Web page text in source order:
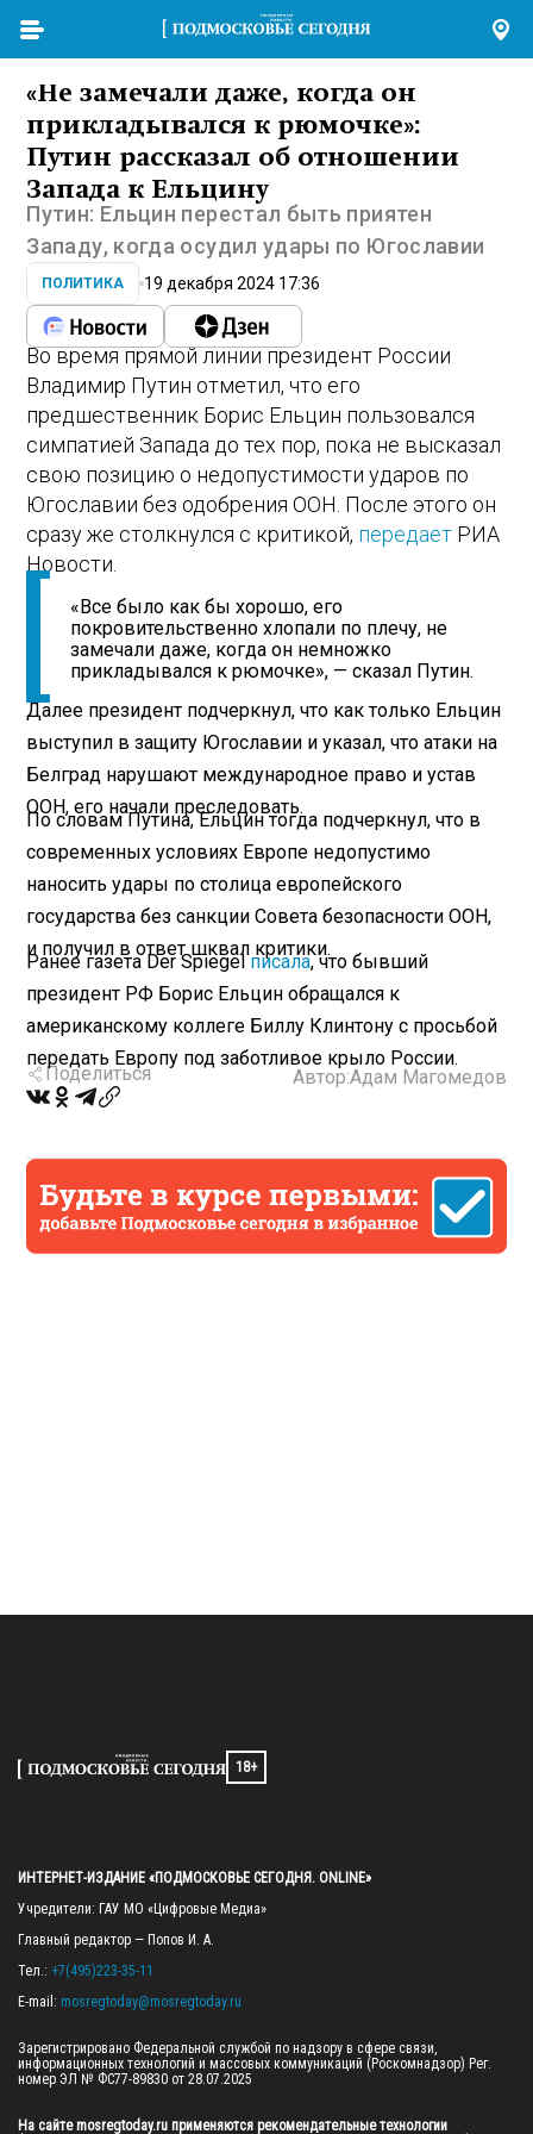
«Не замечали даже, когда он
прикладывался к рюмочке»:
Путин рассказал об отношении
Запада к Ельцину
Путин: Ельцин перестал быть приятен
Западу, когда осудил удары по Югославии
ПОЛИТИКА 19 декабря 2024 17:36
Во время прямой линии президент России
Владимир Путин отметил, что его
предшественник Борис Ельцин пользовался
симпатией Запада до тех пор, пока не высказал
свою позицию о недопустимости ударов по
Югославии без одобрения ООН. После этого он
сразу же столкнулся с критикой, передает РИА
Новости.
«Все было как бы хорошо, его
покровительственно хлопали по плечу, не
замечали даже, когда он немножко
прикладывался к рюмочке», — сказал Путин.
Далее президент подчеркнул, что как только Ельцин
выступил в защиту Югославии и указал, что атаки на
Белград нарушают международное право и устав
ООН, его начали преследовать.
По словам Путина, Ельцин тогда подчеркнул, что в
современных условиях Европе недопустимо
наносить удары по столица европейского
государства без санкции Совета безопасности ООН,
и получил в ответ шквал критики.
Ранее газета Der Spiegelписала, что бывший
президент РФ Борис Ельцин обращался к
американскому коллеге Биллу Клинтону с просьбой
передать Европу под заботливое крыло России.
Поделиться Автор:Адам Магомедов
18+
ИНТЕРНЕТ-ИЗДАНИЕ «ПОДМОСКОВЬЕ СЕГОДНЯ. ONLINE»
Учредители: ГАУ МО «Цифровые Медиа»
Главный редактор — Попов И. А.
Тел.: +7(495)223-35-11
E-mail: mosregtoday@mosregtoday.ru
Зарегистрировано Федеральной службой по надзору в сфере связи,
информационных технологий и массовых коммуникаций (Роскомнадзор) Рег.
номер ЭЛ № ФС77-89830 от 28.07.2025
На сайте mosregtoday.ru применяются рекомендательные технологии